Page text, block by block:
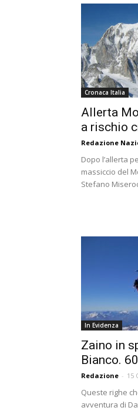
Cronaca Italia
Allerta
a rischio
Redazione
Dopo l’allerta
massiccio del
Stefano
In Evidenza
Zaino in
Bianco.
Redazione - 15
Queste righe
avventura di